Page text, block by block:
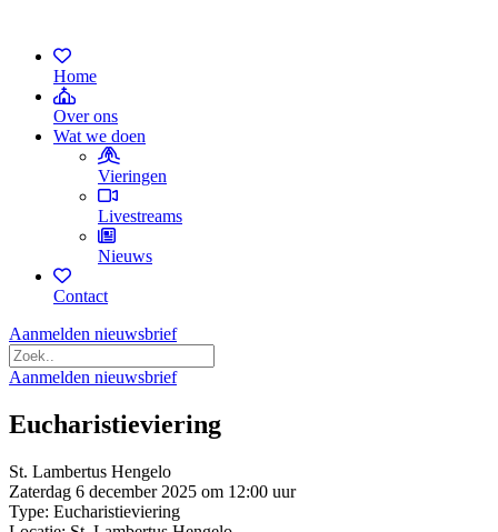
Home
Over ons
Wat we doen
Vieringen
Livestreams
Nieuws
Contact
Aanmelden nieuwsbrief
Aanmelden nieuwsbrief
Eucharistieviering
St. Lambertus Hengelo
Zaterdag 6 december 2025 om 12:00 uur
Type: Eucharistieviering